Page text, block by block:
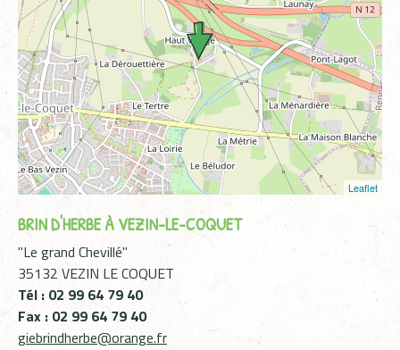
Leaflet
BRIN D'HERBE À VEZIN-LE-COQUET
"Le grand Chevillé"
35132 VEZIN LE COQUET
Tél : 02 99 64 79 40
Fax : 02 99 64 79 40
giebrindherbe@orange.fr